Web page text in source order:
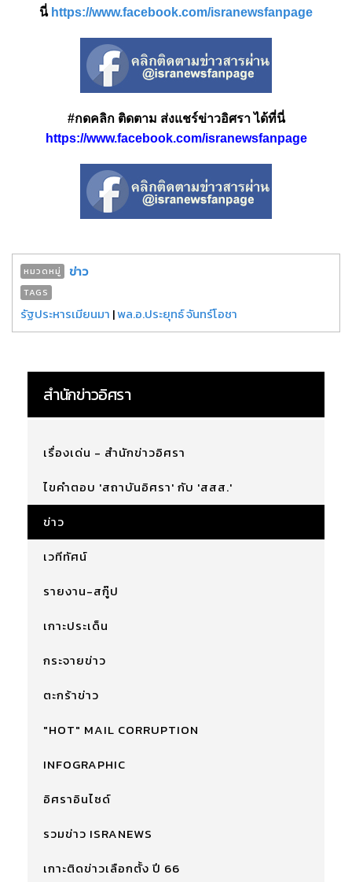
นี่ https://www.facebook.com/isranewsfanpage
#กดคลิก ติดตาม ส่งแชร์ข่าวอิศรา ได้ที่นี่
https://www.facebook.com/isranewsfanpage
หมวดหมู่ ข่าว
TAGS
รัฐประหารเมียนมา |พล.อ.ประยุทธ์ จันทร์โอชา
สำนักข่าวอิศรา
เรื่องเด่น - สำนักข่าวอิศรา
ไขคำตอบ 'สถาบันอิศรา' กับ 'สสส.'
ข่าว
เวทีทัศน์
รายงาน-สกู๊ป
เกาะประเด็น
กระจายข่าว
ตะกร้าข่าว
"HOT" MAIL CORRUPTION
INFOGRAPHIC
อิศราอินไซด์
รวมข่าว ISRANEWS
เกาะติดข่าวเลือกตั้ง ปี 66